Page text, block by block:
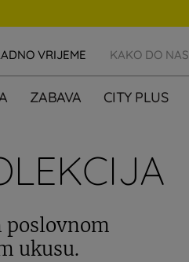
VRIJEME KAKO DO NAS
ZABAVA CITY PLUS
poslovnom
ukusu.